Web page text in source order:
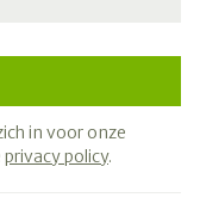
in voor onze
privacy policy.